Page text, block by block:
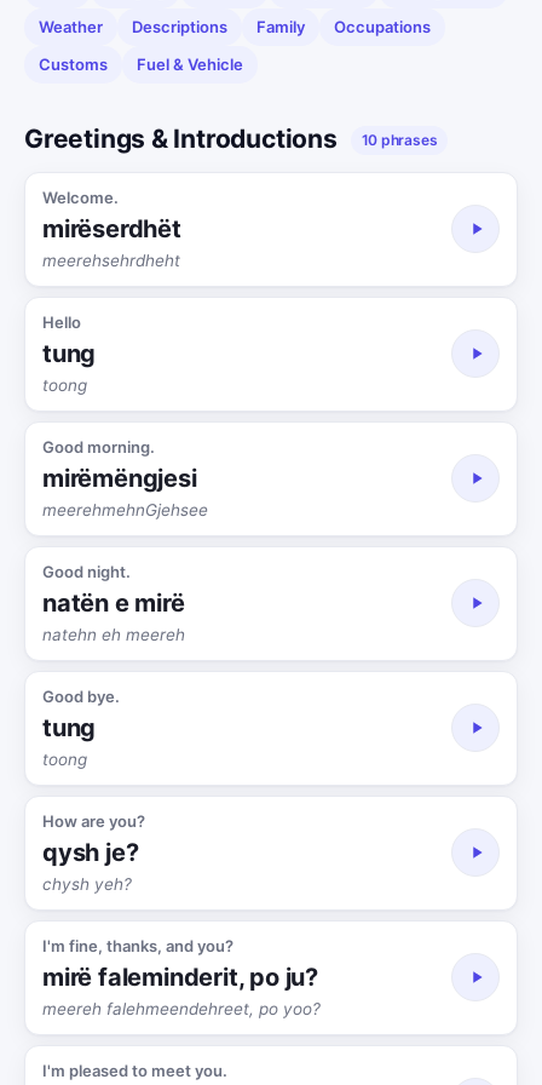
Weather
Descriptions Family
Occupations
Customs
Fuel & Vehicle
Greetings & Introductions 10 phrases
Welcome.
mirëserdhët
meerehsehrdheht
Hello
tung
toong
Good morning.
mirëmëngjesi
meerehmehnGjehsee
Good night.
natën e mirë
natehn eh meereh
Good bye.
tung
toong
How are you?
qysh je?
chysh yeh?
I'm fine, thanks, and you?
mirë faleminderit, po ju?
meereh falehmeendehreet, po yoo?
I'm pleased to meet you.